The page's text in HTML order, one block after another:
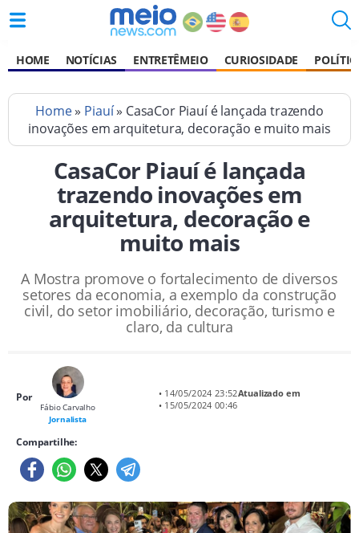
HOME NOTÍCIAS ENTRETÊMEIO CURIOSIDADE
Home» Piauí» CasaCor Piauí é lançada trazendo
inovações em arquitetura, decoração e muito mais
CasaCor Piauí é lançada
trazendo inovações em
arquitetura, decoração e
muito mais
A Mostra promove o fortalecimento de diversos
setores da economia, a exemplo da construção
civil, do setor imobiliário, decoração, turismo e
claro, da cultura
Por
Fábio Carvalho
Jornalista
• 14/05/2024 23:52Atualizado em
• 15/05/2024 00:46
Compartilhe: